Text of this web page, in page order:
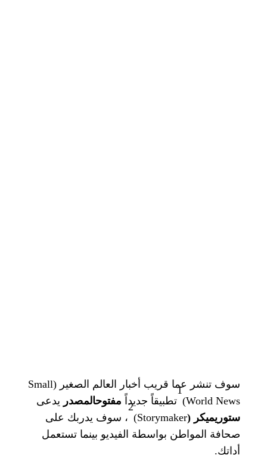
سوف تنشر عما قريب أخبار العالم الصغير
(Small
World News)
1
تطبيقاً جديداً مفتوحالمصدر يدعى
ستوريميكر (
Storymaker)
2
، سوف يدربك على
صحافة المواطن بواسطة الفيديو بينما تستعمل
أداتك.